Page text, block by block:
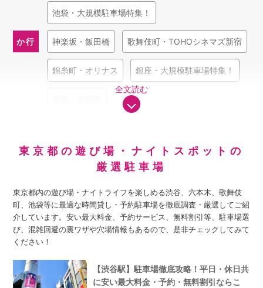
「六本木」 「西麻布」、新宿東口
などは眠らない街として知られ、そこでしか味わえない
刺激的な夜を楽しむことができます。
このように東京都には、魅力的な遊び場・ナイトライフスポッ
トが多く、休日やイベント開催時は特に公式駐車場や周辺駐車
場は混雑します。そのため、各スポットでの楽しみ方や目的に
応じた駐車場の選択や活用方法を準備しておく必要がありま
す。ここでは駐車場のプロが厳選した時間貸し駐車場、予約駐
全文読む
池袋・大規模駐車場特集！
か行 神楽坂・飯田橋 歌舞伎町・TOHOシネマズ新宿
錦糸町・オリナス 銀座・大規模駐車場特集！
新宿駅・駐車場徹底攻略！ 新宿東口・ルミネ新宿
ら行 六本木
東京都の遊び場・ナイトスポットの
厳選駐車場
東京都内の遊び場・ナイトライフを楽しめる渋谷、六本木、歌舞伎
町、池袋等に最適な時間貸し・予約駐車場を徹底調査・厳選してご紹
介しています。安い最大料金、予約サービス、無料割引等、駐車場選
び、混雑回避の裏ワザや穴場情報もあるので、是非チェックしてみて
ください！
【渋谷駅】駐車場徹底攻略！平日・休日共
に安い最大料金・予約・無料割引ならこ